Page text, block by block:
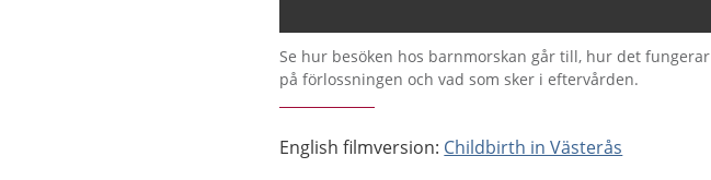
Se hur besöken hos barnmorskan går till, hur det fungerar
på förlossningen och vad som sker i eftervården.
English filmversion: Childbirth in Västerås